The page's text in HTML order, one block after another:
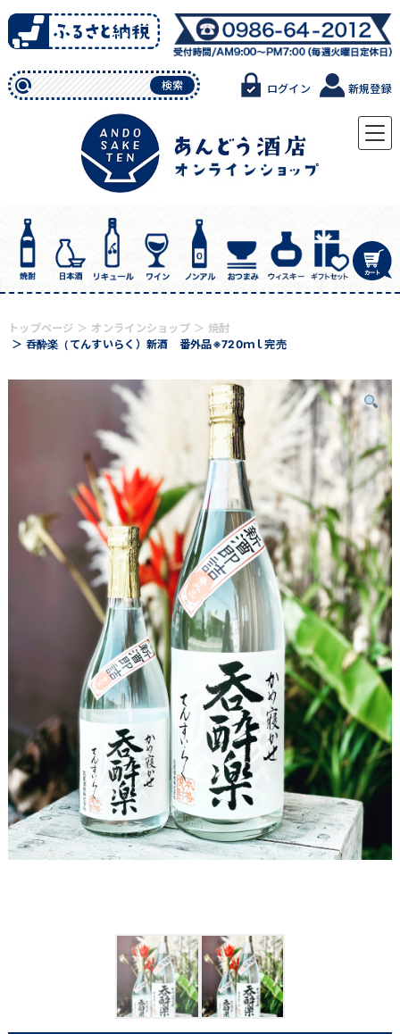
content
検索 ログイン 新規登録
トップページ オンラインショップ
焼酎
呑酔楽（てんすいらく）新酒 番外品※720ｍｌ完売